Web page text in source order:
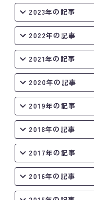
2023年の記事
2022年の記事
2021年の記事
2020年の記事
2019年の記事
2018年の記事
2017年の記事
2016年の記事